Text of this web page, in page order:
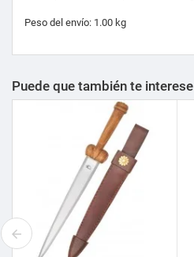
Peso del envío: 1.00 kg
Puede que también te interese